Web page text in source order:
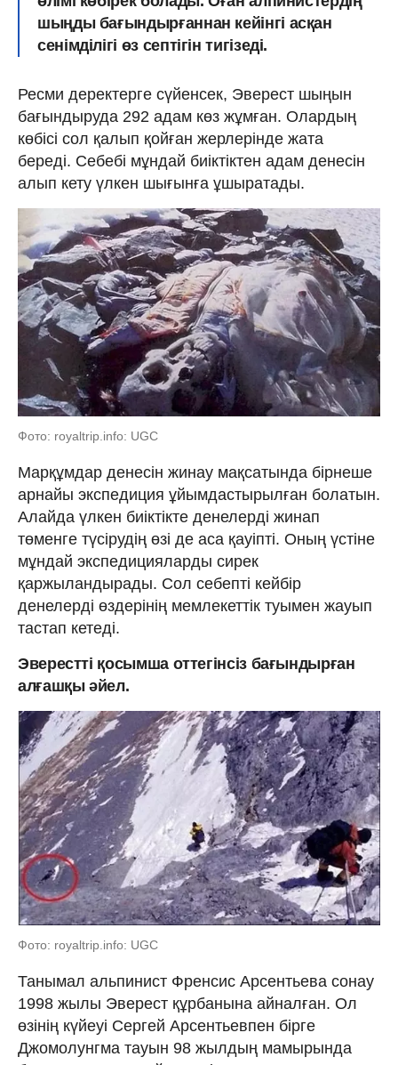
шыңды бағындырғаннан кейінгі асқан
сенімділігі өз септігін тигізеді.
Ресми деректерге сүйенсек, Эверест шыңын
бағындыруда 292 адам көз жұмған. Олардың
көбісі сол қалып қойған жерлерінде жата
береді. Себебі мұндай биіктіктен адам денесін
алып кету үлкен шығынға ұшыратады.
Фото: royaltrip.info: UGC
Марқұмдар денесін жинау мақсатында бірнеше
арнайы экспедиция ұйымдастырылған болатын.
Алайда үлкен биіктікте денелерді жинап
төменге түсірудің өзі де аса қауіпті. Оның үстіне
мұндай экспедицияларды сирек
қаржыландырады. Сол себепті кейбір
денелерді өздерінің мемлекеттік туымен жауып
тастап кетеді.
Эверестті қосымша оттегінсіз бағындырған
алғашқы әйел.
Фото: royaltrip.info: UGC
Танымал альпинист Френсис Арсентьева сонау
1998 жылы Эверест құрбанына айналған. Ол
өзінің күйеуі Сергей Арсентьевпен бірге
Джомолунгма тауын 98 жылдың мамырында